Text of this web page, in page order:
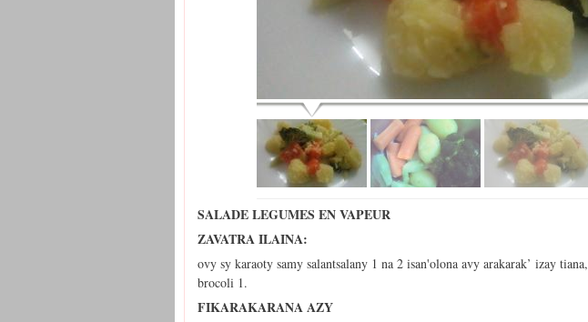
SALADE LEGUMES EN VAPEUR
ZAVATRA ILAINA:
ovy sy karaoty samy salantsalany 1 na 2 isan'olona avy arakarak’ izay tiana,
brocoli 1.
FIKARAKARANA AZY